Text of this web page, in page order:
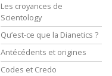
Les croyances de
Scientology
Qu’est-ce que la Dianetics ?
Antécédents et origines
Codes et Credo